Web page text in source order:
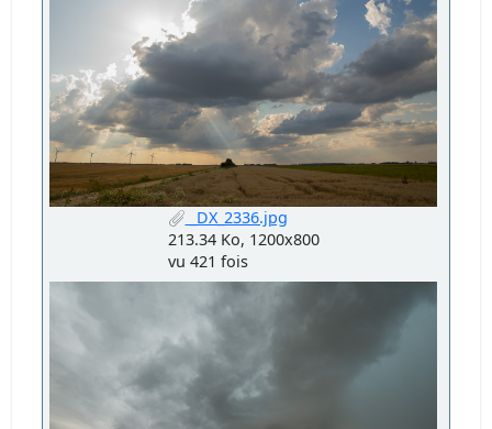
_DX_2336.jpg
213.34 Ko, 1200x800
vu 421 fois